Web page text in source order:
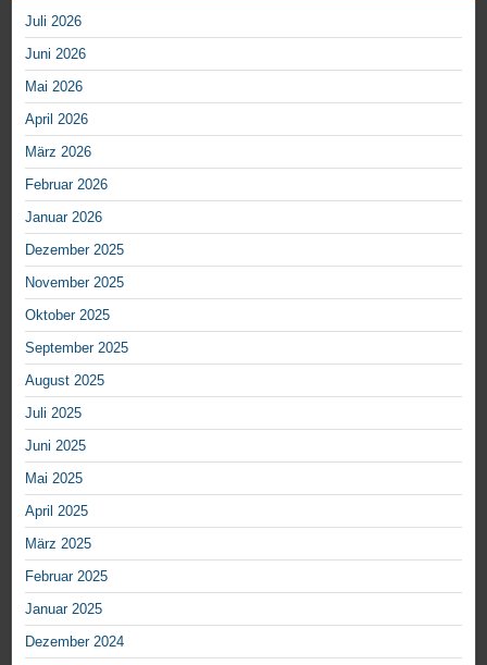
Juli 2026
Juni 2026
Mai 2026
April 2026
März 2026
Februar 2026
Januar 2026
Dezember 2025
November 2025
Oktober 2025
September 2025
August 2025
Juli 2025
Juni 2025
Mai 2025
April 2025
März 2025
Februar 2025
Januar 2025
Dezember 2024